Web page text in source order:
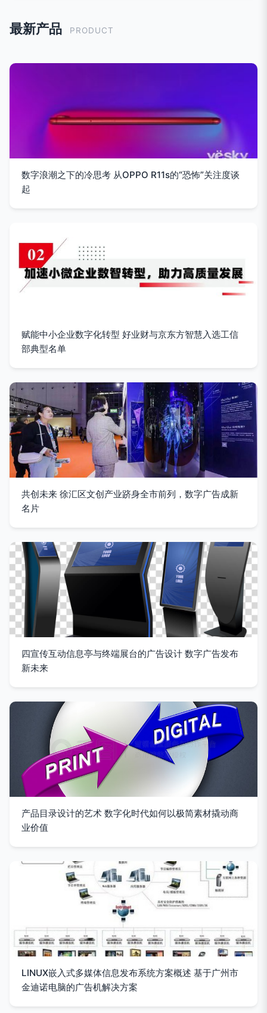
最新产品 PRODUCT
数字浪潮之下的冷思考 从OPPO R11s的“恐怖”关注度谈
起
赋能中小企业数字化转型 好业财与京东方智慧入选工信
部典型名单
共创未来 徐汇区文创产业跻身全市前列，数字广告成新
名片
四宣传互动信息亭与终端展台的广告设计 数字广告发布
新未来
产品目录设计的艺术 数字化时代如何以极简素材撬动商
业价值
LINUX嵌入式多媒体信息发布系统方案概述 基于广州市
金迪诺电脑的广告机解决方案